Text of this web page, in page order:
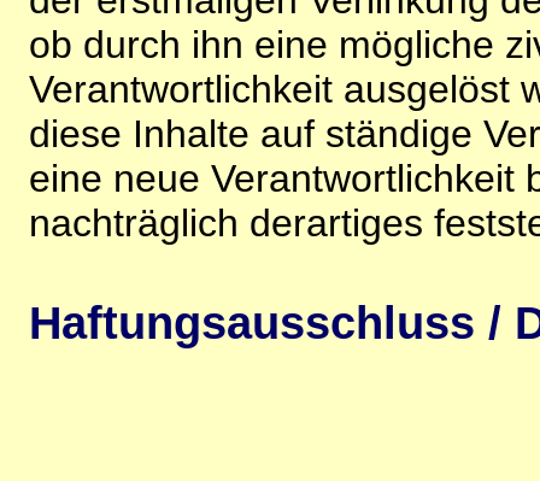
ob durch ihn eine mögliche
Verantwortlichkeit ausgelöst
diese Inhalte auf ständige
eine neue Verantwortlichkeit
nachträglich derartiges
Haftungsausschluss /